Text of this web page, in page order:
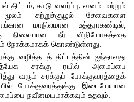
திட்டம், காடு வளர்ப்பு, வனம் மற்றும்
மூலம் சுற்றுச்சூழல் சேவைகளை
மாநிலமான உத்தராகண்டில்,
நிலையான நீர் விநியோகத்தை
நோக்கமாகக் கொண்டுள்ளது.
வழித்தடத் திட்டத்தின் ஐந்தாவது
சரக்கு ரயில் அமைப்பை
வரும் சரக்குப் போக்குவரத்தைக்
போக்குவரத்துக்கு இடையேயான
நவீனமயமாக்கவும் உதவும்.